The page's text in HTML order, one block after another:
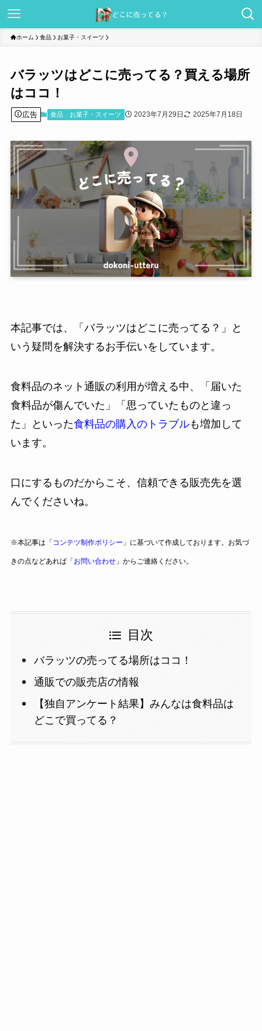
ホーム 食品 お菓子・スイーツ
バラッツはどこに売ってる？買える場所
はココ！
広告 食品 お菓子・スイーツ 2023年7月29日 2025年7月18日
本記事では、「バラッツはどこに売ってる？」と
いう疑問を解決するお手伝いをしています。
食料品のネット通販の利用が増える中、「届いた
食料品が傷んでいた」「思っていたものと違っ
た」といった食料品の購入のトラブルも増加して
います。
口にするものだからこそ、信頼できる販売先を選
んでくださいね。
※本記事は「 コンテツ制作ポリシー 」に基づいて作成しております。お気づ
きの点などあれば「お問い合わせ」からご連絡ください。
目次
バラッツの売ってる場所はココ！
通販での販売店の情報
【独自アンケート結果】みんなは食料品は
どこで買ってる？